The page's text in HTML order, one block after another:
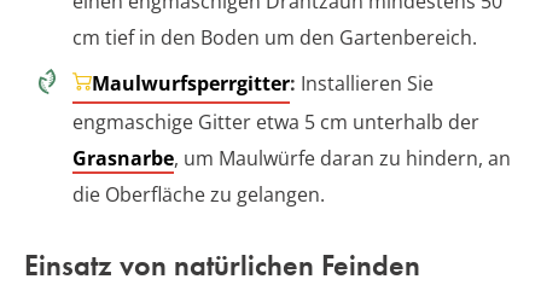
cm tief in den Boden um den Gartenbereich.
Maulwurfsperrgitter: Installieren Sie
engmaschige Gitter etwa 5 cm unterhalb der
Grasnarbe, um Maulwürfe daran zu hindern, an
die Oberfläche zu gelangen.
Einsatz von natürlichen Feinden